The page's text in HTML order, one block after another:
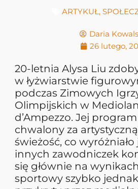
ARTYKUŁ,
Daria
26 lutego,
20-letnia Alysa Liu
w łyżwiarstwie
podczas Zimowych
Olimpijskich w
d’Ampezzo. Jej
chwalony za
świeżość, co
innych zawodniczek
się głównie na
sportowy szybko jednak